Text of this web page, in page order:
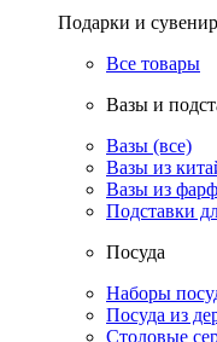
Подарки и
Все товары
Вазы и
Вазы (все)
Вазы из
Вазы из
Подставки
Посуда
Наборы
Посуда из
Столовые